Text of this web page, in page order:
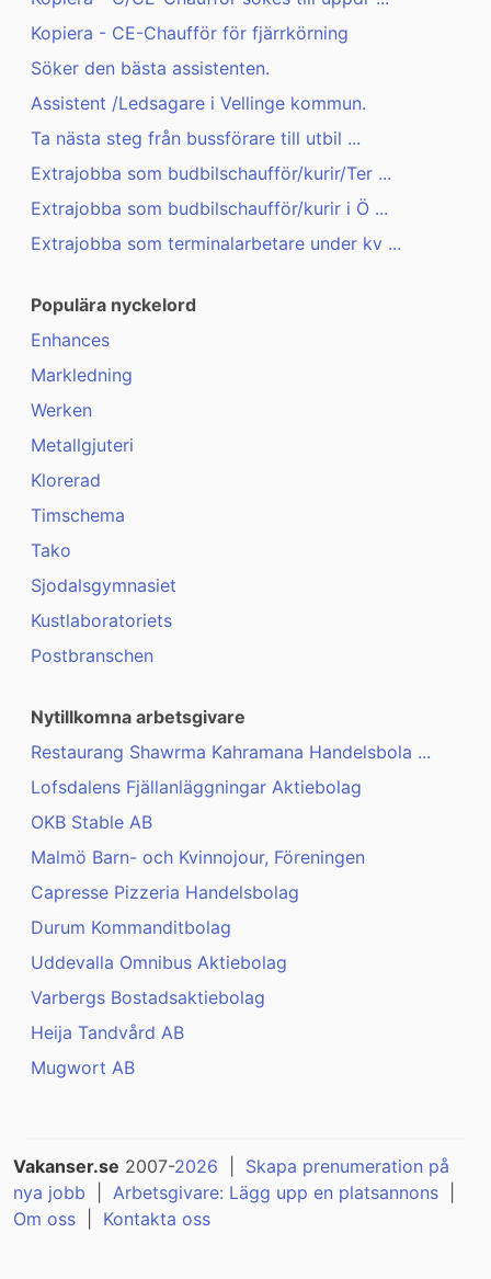
Kopiera - CE-Chaufför för fjärrkörning
Söker den bästa assistenten.
Assistent /Ledsagare i Vellinge kommun.
Ta nästa steg från bussförare till utbil ...
Extrajobba som budbilschaufför/kurir/Ter ...
Extrajobba som budbilschaufför/kurir i Ö ...
Extrajobba som terminalarbetare under kv ...
Populära nyckelord
Enhances
Markledning
Werken
Metallgjuteri
Klorerad
Timschema
Tako
Sjodalsgymnasiet
Kustlaboratoriets
Postbranschen
Nytillkomna arbetsgivare
Restaurang Shawrma Kahramana Handelsbola ...
Lofsdalens Fjällanläggningar Aktiebolag
OKB Stable AB
Malmö Barn- och Kvinnojour, Föreningen
Capresse Pizzeria Handelsbolag
Durum Kommanditbolag
Uddevalla Omnibus Aktiebolag
Varbergs Bostadsaktiebolag
Heija Tandvård AB
Mugwort AB
Vakanser.se 2007-2026
Skapa prenumeration på
nya jobb
Arbetsgivare: Lägg upp en platsannons
Om oss
Kontakta oss